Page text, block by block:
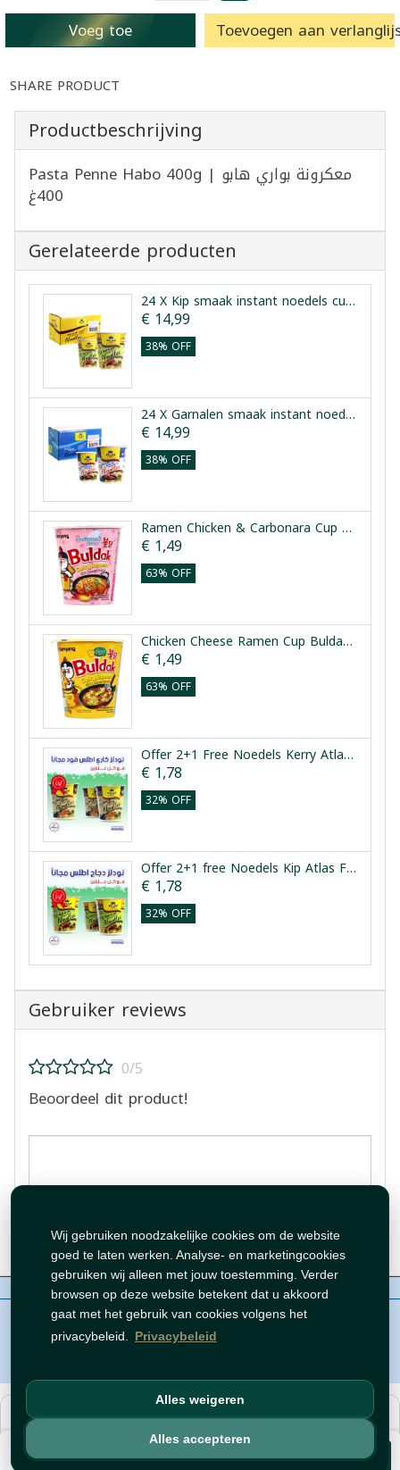
Wij gebruiken noodzakelijke cookies om de website
goed te laten werken. Analyse- en marketingcookies
gebruiken wij alleen met jouw toestemming. Verder
browsen op deze website betekent dat u akkoord
gaat met het gebruik van cookies volgens het
privacybeleid. Privacybeleid
Alles weigeren
Alles accepteren
Voeg toe Toevoegen aan
€ 0,89 Voeg toe
SHARE PRODUCT
Productbeschrijving
Pasta Penne Habo 400g | معكرونة بواري هابو
400غ
Gerelateerde producten
24 X Kip smaak instant noedels cup Atlas Foods 60 g
€ 14,99
38% OFF
24 X Garnalen smaak instant noedels cup Atlas Foods 60 g
€ 14,99
38% OFF
Ramen Chicken & Carbonara Cup Buldak 70g
€ 1,49
63% OFF
Chicken Cheese Ramen Cup Buldak 70g
€ 1,49
63% OFF
Offer 2+1 Free Noedels Kerry Atlas Food 60g
€ 1,78
32% OFF
Offer 2+1 free Noedels Kip Atlas Food 60g
€ 1,78
32% OFF
Gebruiker reviews
0/5
Beoordeel dit product!
Beoordeling plaatsen
Over ons Beleid
WhatsAppen
auteursrechten©Tawfeer 2018-2026
هذا متجر جملة. الأسعار وميزات الشراء متاحة فقط للحساباتالمسجّلة
والمفعّلة
سجّل دخولأوافتح حساب .